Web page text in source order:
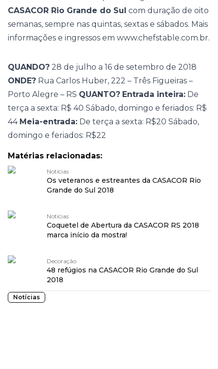
CASACOR Rio Grande do Sul com duração de oito
semanas, sempre nas quintas, sextas e sábados. Mais
informações e ingressos em www.chefstable.com.br.
QUANDO? 28 de julho a 16 de setembro de 2018
ONDE? Rua Carlos Huber, 222 – Três Figueiras –
Porto Alegre – RS QUANTO? Entrada inteira: De
terça a sexta: R$ 40 Sábado, domingo e feriados: R$
44 Meia-entrada: De terça a sexta: R$20 Sábado,
domingo e feriados: R$22
Matérias relacionadas:
Notícias
Os veteranos e estreantes da CASACOR Rio
Grande do Sul 2018
Notícias
Coquetel de Abertura da CASACOR RS 2018
marca início da mostra!
Decoração
48 refúgios na CASACOR Rio Grande do Sul
2018
Notícias